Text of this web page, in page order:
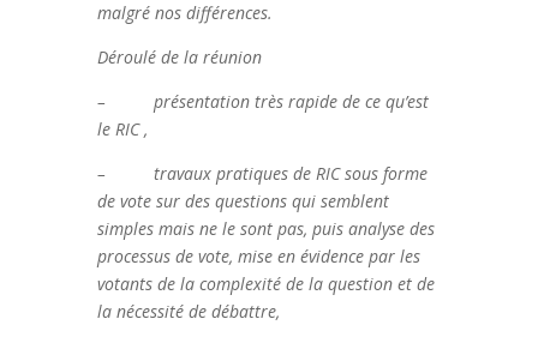
malgré nos différences.
Déroulé de la réunion
– présentation très rapide de ce qu’est
le RIC ,
– travaux pratiques de RIC sous forme
de vote sur des questions qui semblent
simples mais ne le sont pas, puis analyse des
processus de vote, mise en évidence par les
votants de la complexité de la question et de
la nécessité de débattre,